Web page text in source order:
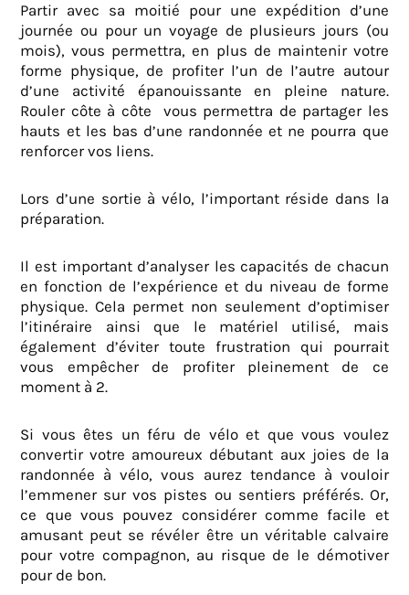
Partir avec sa moitié pour une expédition d’une
journée ou pour un voyage de plusieurs jours (ou
mois), vous permettra, en plus de maintenir votre
forme physique, de profiter l’un de l’autre autour
d’une activité épanouissante en pleine nature.
Rouler côte à côte vous permettra de partager les
hauts et les bas d’une randonnée et ne pourra que
renforcer vos liens.
Lors d’une sortie à vélo, l’important réside dans la
préparation.
Il est important d’analyser les capacités de chacun
en fonction de l’expérience et du niveau de forme
physique. Cela permet non seulement d’optimiser
l’itinéraire ainsi que le matériel utilisé, mais
également d’éviter toute frustration qui pourrait
vous empêcher de profiter pleinement de ce
moment à 2.
Si vous êtes un féru de vélo et que vous voulez
convertir votre amoureux débutant aux joies de la
randonnée à vélo, vous aurez tendance à vouloir
l’emmener sur vos pistes ou sentiers préférés. Or,
ce que vous pouvez considérer comme facile et
amusant peut se révéler être un véritable calvaire
pour votre compagnon, au risque de le démotiver
pour de bon.